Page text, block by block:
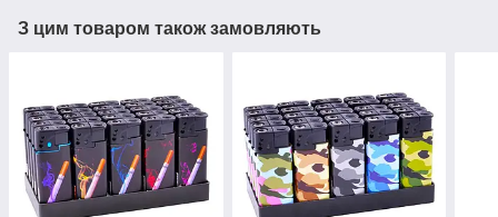
З цим товаром також замовляють